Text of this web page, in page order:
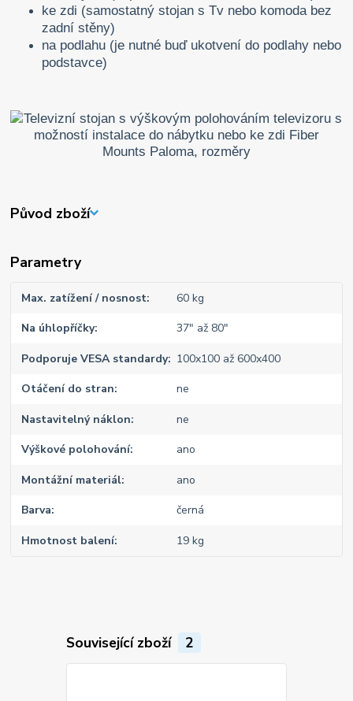
ke zdi (samostatný stojan s Tv nebo komoda bez
zadní stěny)
na podlahu (je nutné buď ukotvení do podlahy nebo
podstavce)
Původ zboží
Parametry
Max. zatížení / nosnost 60 kg
Na úhlopříčky 37" až 80"
Podporuje VESA standardy 100x100 až 600x400
Otáčení do stran ne
Nastavitelný náklon ne
Výškové polohování ano
Montážní materiál ano
Barva černá
Hmotnost balení 19 kg
Související zboží 2